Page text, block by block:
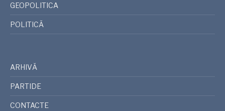
GEOPOLITICA
POLITICĂ
ARHIVĂ
PARTIDE
CONTACTE